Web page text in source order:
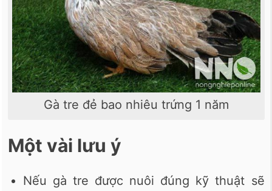
Gà tre đẻ bao nhiêu trứng 1 năm
Một vài lưu ý
Nếu gà tre được nuôi đúng kỹ thuật sẽ